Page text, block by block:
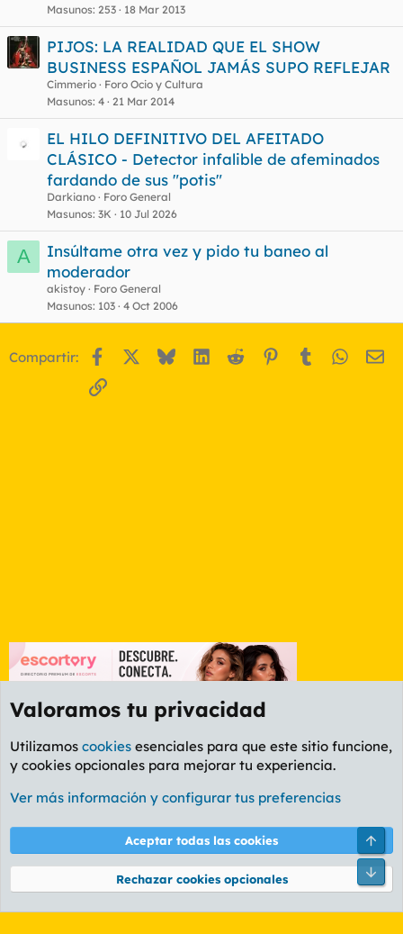
Masunos 253 18 Mar 2013
PIJOS: LA REALIDAD QUE EL SHOW
BUSINESS ESPAÑOL JAMÁS SUPO REFLEJAR
Cimmerio
Foro Ocio y Cultura
Masunos 4 21 Mar 2014
EL HILO DEFINITIVO DEL AFEITADO
CLÁSICO - Detector infalible de afeminados
fardando de sus "potis"
Darkiano
Foro General
Masunos 3K 10 Jul 2026
A
Insúltame otra vez y pido tu baneo al
moderador
akistoy
Foro General
Masunos 103 4 Oct 2006
Compartir: Facebook BlueskyLinkedIn
Reddit Pinterest
Tumblr
Enlace
Foro General
Cookies
PL OLDSTYLE AMARILLO
Términos y reglas Política de privacidad Ayuda
Community platform by XenForo® © 2010-2026 XenForo Ltd.
Valoramos tu privacidad
Utilizamos cookies esenciales para que este sitio funcione,
y cookies opcionales para mejorar tu experiencia.
Ver más información y configurar tus preferencias
Aceptar todas las cookies
Rechazar cookies opcionales
Pie